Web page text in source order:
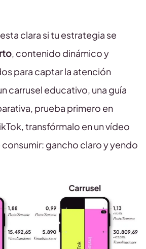
clara si tu estrategia se
, contenido dinámico y
para captar la atención
carrusel educativo, una guía
prueba primero en
transfórmalo en un vídeo
gancho claro y yendo